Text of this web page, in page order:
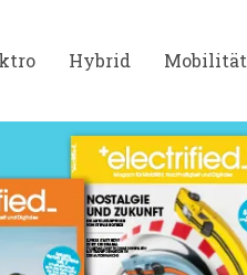
Hybrid Mobilität